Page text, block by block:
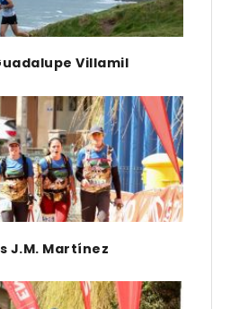
Villamil
J.M. Martínez